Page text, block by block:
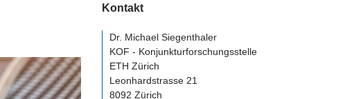
Kontakt
Dr. Michael Siegenthaler
KOF - Konjunkturforschungsstelle
ETH Zürich
Leonhardstrasse 21
8092 Zürich